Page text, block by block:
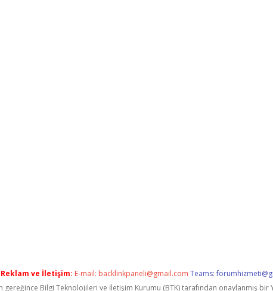
Reklam ve İletişim: E-mail: backlinkpaneli@gmail.com Teams:
gereğince Bilgi Teknolojileri ve İletişim Kurumu (BTK) tarafından